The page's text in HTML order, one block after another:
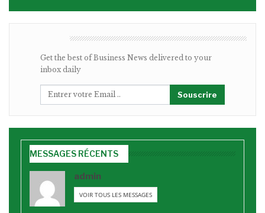
Get the best of Business News delivered to your
inbox daily
Souscrire
MESSAGES RÉCENTS
admin
VOIR TOUS LES MESSAGES